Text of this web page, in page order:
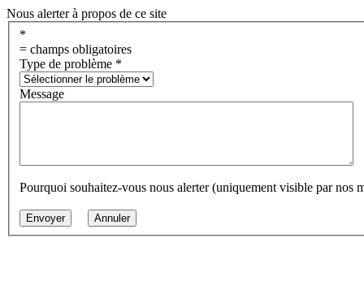
Nous alerter à propos de ce site
*
= champs obligatoires
Type de problème *
Message
Pourquoi souhaitez-vous nous alerter (uniquement visible par nos